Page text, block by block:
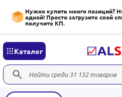
Нужно купить много позиций?
одной! Просто загрузите свой
получите КП.
Каталог